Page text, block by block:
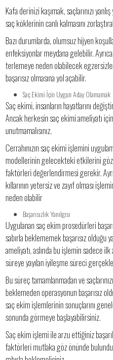
Kafa derinizi kaşımak, saçlarınızı
saç köklerinin canlı kalmasını
Bazı durumlarda, olumsuz hijyen
enfeksiyonlar meydana gelebilir.
terlemeye neden olabilecek
başarısız olmasına yol açabilir.
Saç Ekimi İçin Uygun Aday Olamamak
Saç ekimi, insanların hayatlarını
Ancak herkesin saç ekimi ameliyatı
unutmamalısınız.
Cerrahınızın saç ekimi işlemini
modellerinin gelecekteki etkilerini
faktörleri değerlendirmesi gerekir.
kıllarının yetersiz ve zayıf olması
neden olabilir
Başarısızlık Yanılgısı
Uygulanan saç ekim prosedürleri
sabırla beklememek başarısız olduğu
ameliyatı, aslında bu işlemin sadece ilk
süreye yayılan iyileşme süreci
Bu süreç tamamlanmadan ve
beklemeden operasyonun başarısız
saç ekim işlemlerinin sonuçlarını
sonunda görmeye başlayabilirsiniz.
Saç ekim işlemi ile arzu ettiğiniz
faktörleri mutlaka göz önünde